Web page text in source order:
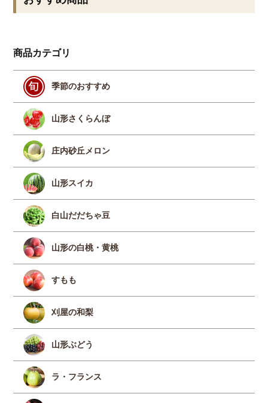
商品カテゴリ
季節のおすすめ
山形さくらんぼ
庄内砂丘メロン
山形スイカ
白山だだちゃ豆
山形の白桃・黄桃
すもも
刈屋の和梨
山形ぶどう
ラ・フランス